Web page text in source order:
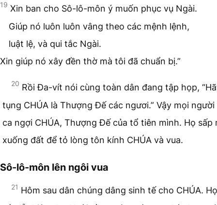
19 Xin ban cho Sô-lô-môn ý muốn phục vụ Ngài.
Giúp nó luôn luôn vâng theo các mệnh lệnh,
luật lệ, và qui tắc Ngài.
Xin giúp nó xây đền thờ mà tôi đã chuẩn bị.”
20 Rồi Đa-vít nói cùng toàn dân đang tập họp,
tụng CHÚA là Thượng Đế các ngươi.” Vậy mọi
ca ngợi CHÚA, Thượng Đế của tổ tiên mình. Họ sấp
xuống đất để tỏ lòng tôn kính CHÚA và vua.
Sô-lô-môn lên ngôi vua
21 Hôm sau dân chúng dâng sinh tế cho CHÚA.